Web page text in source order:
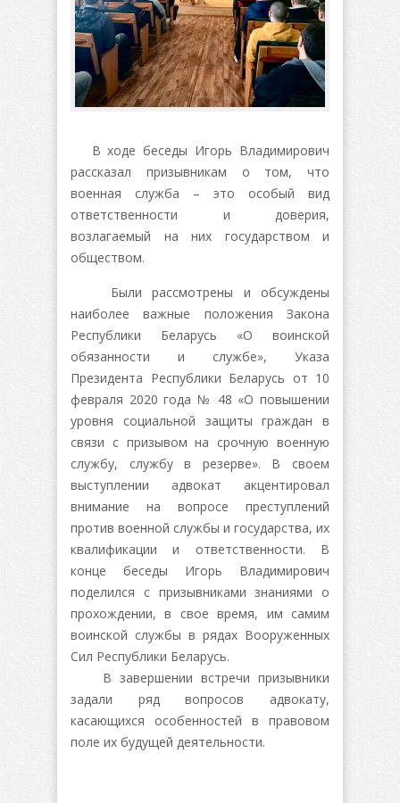
В ходе беседы Игорь Владимирович
рассказал призывникам о том, что
военная служба – это особый вид
ответственности и доверия,
возлагаемый на них государством и
обществом.
Были рассмотрены и обсуждены
наиболее важные положения Закона
Республики Беларусь «О воинской
обязанности и службе», Указа
Президента Республики Беларусь от 10
февраля 2020 года № 48 «О повышении
уровня социальной защиты граждан в
связи с призывом на срочную военную
службу, службу в резерве». В своем
выступлении адвокат акцентировал
внимание на вопросе преступлений
против военной службы и государства, их
квалификации и ответственности. В
конце беседы Игорь Владимирович
поделился с призывниками знаниями о
прохождении, в свое время, им самим
воинской службы в рядах Вооруженных
Сил Республики Беларусь.
В завершении встречи призывники
задали ряд вопросов адвокату,
касающихся особенностей в правовом
поле их будущей деятельности.